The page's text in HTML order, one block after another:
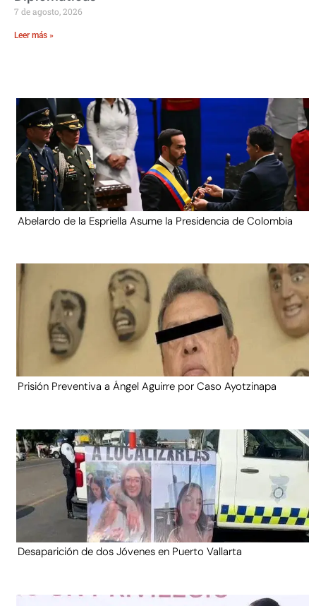
7 de agosto, 2026
Leer más »
Abelardo de la Espriella Asume la Presidencia de Colombia
Prisión Preventiva a Ángel Aguirre por Caso Ayotzinapa
Desaparición de dos Jóvenes en Puerto Vallarta